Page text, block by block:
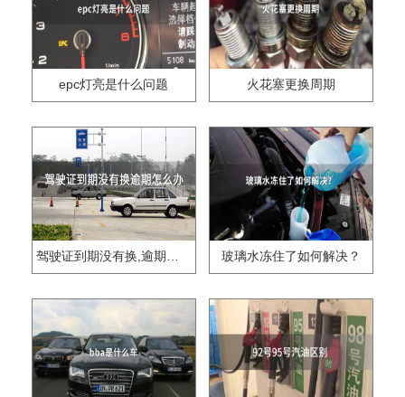
epc灯亮是什么问题 火花塞更换周期
驾驶证到期没有换,逾期怎么办?? 玻璃水冻住了如何解决？